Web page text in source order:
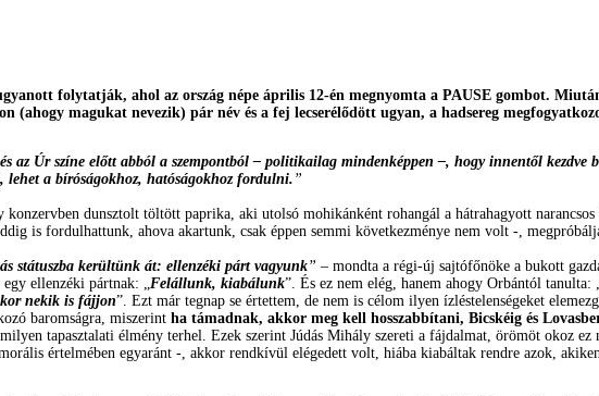
folytatják, ahol az ország népe április 12-én megnyomta a PAUSE gombot.
(ahogy magukat nevezik) pár név és a fej lecserélődött ugyan, a hadsereg
az Úr színe előtt abból a szempontból – politikailag mindenképpen –, hogy innentől
lehet a bíróságokhoz, hatóságokhoz fordulni. ”
konzervben dunsztolt töltött paprika, aki utolsó mohikánként rohangál a hátrahagyott
is fordulhattunk, ahova akartunk, csak éppen semmi következménye nem volt -,
státuszba kerültünk át: ellenzéki párt vagyunk” – mondta a régi-új sajtófőnöke a bukott
ellenzéki pártnak: „Felállunk, kiabálunk”. És ez nem elég, hanem ahogy Orbántól tanulta:
nekik is fájjon”. Ezt már tegnap se értettem, de nem is célom ilyen ízléstelenségeket
baromságra, miszerint ha támadnak, akkor meg kell hosszabbítani, Bicskéig és
tapasztalati élmény terhel. Ezek szerint Júdás Mihály szereti a fájdalmat, örömöt okoz
értelmében egyaránt -, akkor rendkívül elégedett volt, hiába kiabáltak rendre azok,